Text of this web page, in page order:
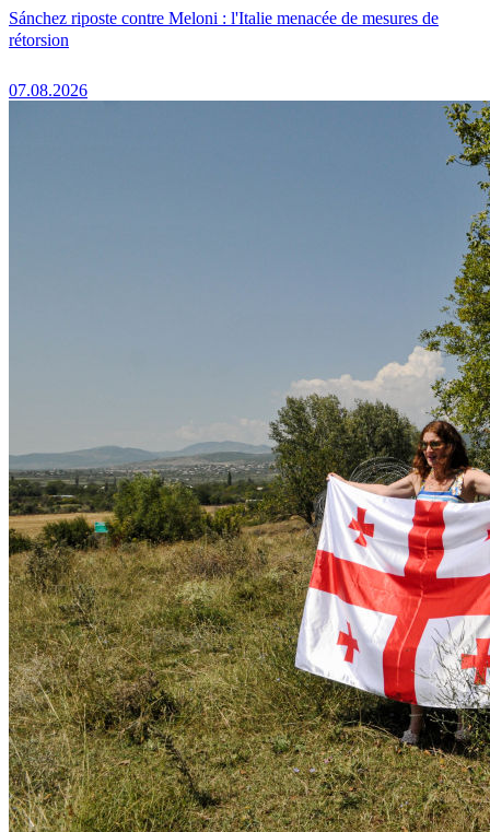
Sánchez riposte contre Meloni : l'Italie menacée de mesures de
rétorsion
07.08.2026